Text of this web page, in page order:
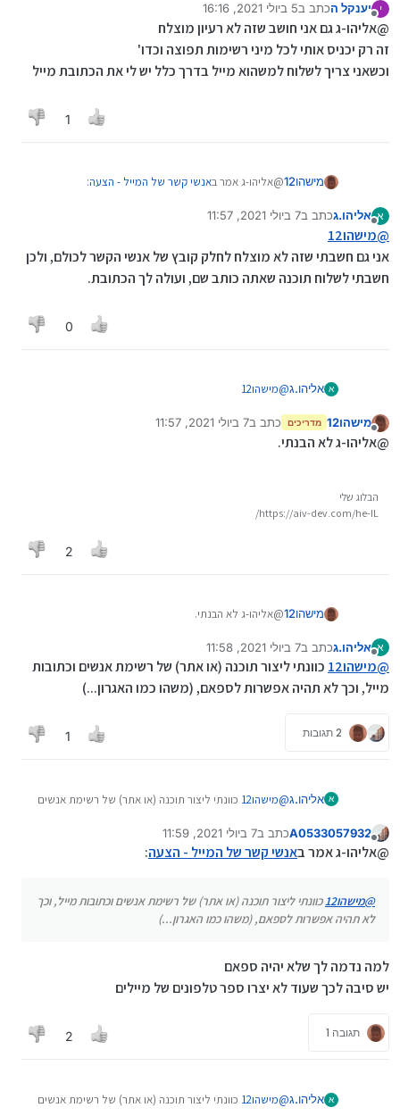
חשבתי על רעיון מעניין (לדעתי..), כל אחד שולח את קובץ
האנשי קשר שלו מחשבון גוגל לאדם מסויים, הוא מחבר את
הכל, ושולח חזרה לכולם רשימה של הממון אנשי קשר, ויותר
לא צריך להסתבך...
אשמח לקבל תגובות על הרעיון...
י
מנותק
יענקל הכתב ב5 ביולי 2021, 16:16
נערך לאחרונה על ידי
@אליהו-ג גם אני חושב שזה לא רעיון מוצלח
זה רק יכניס אותי לכל מיני רשימות תפוצה וכדו'
וכשאני צריך לשלוח למשהוא מייל בדרך כלל יש לי את הכתובת מייל
1
מישהו12 @אליהו-ג אמר באנשי קשר של המייל - הצעה:
כתובת מייל?
חשבתי על רעיון מעניין (לדעתי..), כל אחד שולח את
קובץ האנשי קשר שלו מחשבון גוגל לאדם מסויים, הוא
אין לי-ונראה לי להרבה-שום אינטרס לחשוף את רשימת
אנשי הקשר שלי.
א אליהו.גכתב ב7 ביולי 2021, 11:57
נערך לאחרונה על ידי
@מישהו12
אני גם חשבתי שזה לא מוצלח לחלק קובץ של אנשי הקשר לכולם, ולכן
חשבתי לשלוח תוכנה שאתה כותב שם, ועולה לך הכתובת.
0
א אליהו.ג@מישהו12
לכולם, ולכן חשבתי לשלוח תוכנה שאתה כותב שם, ועולה
לך הכתובת.
מנותק
מישהו12 מדריכים כתב ב7 ביולי 2021, 11:57
נערך לאחרונה על ידי
@אליהו-ג לא הבנתי.
הבלוג שלי
https://aiv-dev.com/he-IL/
2
מישהו12 @אליהו-ג לא הבנתי.
א
מנותק
אליהו.גכתב ב7 ביולי 2021, 11:58
נערך לאחרונה על ידי
@מישהו12
כוונתי ליצור תוכנה (או אתר) של רשימת אנשים וכתובות
מייל, וכך לא תהיה אפשרות לספאם, (משהו כמו האגרון...)
2 תגובות 1
א אליהו.ג@מישהו12
כוונתי ליצור תוכנה (או אתר) של רשימת אנשים
האגרון...)
מנותק
A0533057932כתב ב7 ביולי 2021, 11:59
נערך לאחרונה על ידי
@אליהו-ג אמר באנשי קשר של המייל - הצעה:
@מישהו12
כוונתי ליצור תוכנה (או אתר) של רשימת אנשים וכתובות מייל, וכך
לא תהיה אפשרות לספאם, (משהו כמו האגרון...)
למה נדמה לך שלא יהיה ספאם
יש סיבה לכך שעוד לא יצרו ספר טלפונים של מיילים
תגובה 1 2
א אליהו.ג@מישהו12
כוונתי ליצור תוכנה (או אתר) של רשימת אנשים